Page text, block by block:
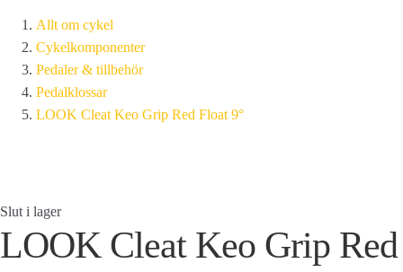
Allt om cykel
Cykelkomponenter
Pedaler & tillbehör
Pedalklossar
LOOK Cleat Keo Grip Red Float 9°
Slut i lager
LOOK Cleat Keo Grip Red